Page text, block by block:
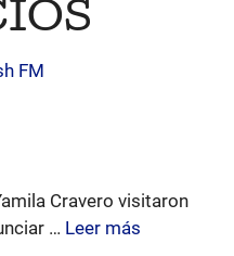
FM
Cravero visitaron
… Leer más